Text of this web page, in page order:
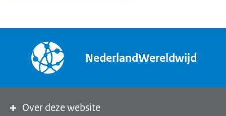
NederlandWereldwijd
Over deze website